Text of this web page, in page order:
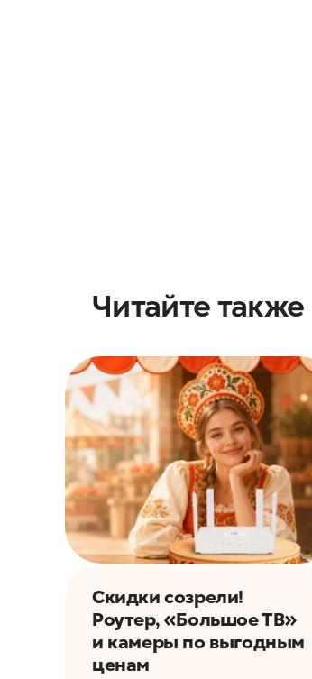
Читайте также
Скидки созрели!
Роутер, «Большое ТВ»
и камеры по выгодным
ценам